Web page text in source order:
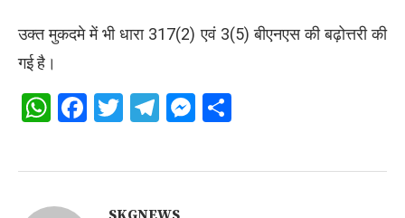
उक्त मुकदमे में भी धारा 317(2) एवं 3(5) बीएनएस की बढ़ोत्तरी की
गई है।
WhatsApp
Facebook
Twitter
Telegram
Messenger